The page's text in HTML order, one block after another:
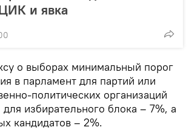
и явка
о выборах минимальный порог
в парламент для партий или
политических организаций
для избирательного блока – 7%, а
кандидатов – 2%.